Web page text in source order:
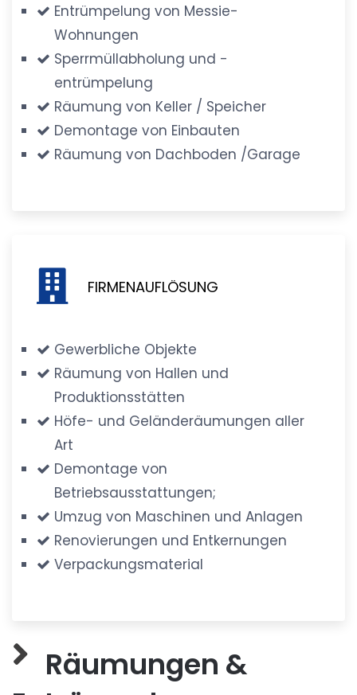
Entrümpelung von Messie-
Wohnungen
Sperrmüllabholung und -
entrümpelung
Räumung von Keller / Speicher
Demontage von Einbauten
Räumung von Dachboden /Garage
FIRMENAUFLÖSUNG
Gewerbliche Objekte
Räumung von Hallen und
Produktionsstätten
Höfe- und Geländeräumungen aller
Art
Demontage von
Betriebsausstattungen;
Umzug von Maschinen und Anlagen
Renovierungen und Entkernungen
Verpackungsmaterial
Räumungen &